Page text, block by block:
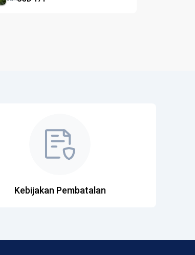
Kebijakan Pembatalan